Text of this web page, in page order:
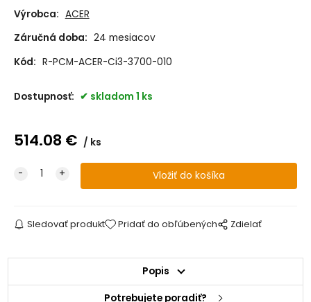
Výrobca: ACER
Záručná doba: 24 mesiacov
Kód: R-PCM-ACER-Ci3-3700-010
Dostupnosť: skladom 1 ks
514.08 € ks
Sledovať produkt Pridať do obľúbených Zdielať
Popis
Potrebujete poradiť?